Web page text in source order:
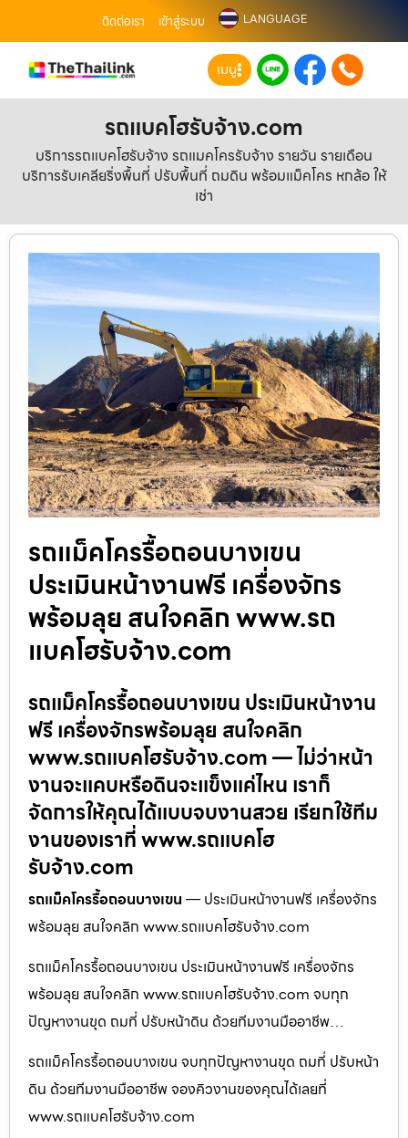
ติดต่อเรา เข้าสู่ระบบ LANGUAGE
เมนู
รถแบคโฮรับจ้าง.com
บริการรถแบคโฮรับจ้าง รถแมคโครรับจ้าง รายวัน รายเดือน
บริการรับเคลียริ่งพื้นที่ ปรับพื้นที่ ถมดิน พร้อมแม็คโคร หกล้อ ให้
เช่า
รถแม็คโครรื้อถอนบางเขน
ประเมินหน้างานฟรี เครื่องจักร
พร้อมลุย สนใจคลิก www.รถ
แบคโฮรับจ้าง.com
รถแม็คโครรื้อถอนบางเขน ประเมินหน้างาน
ฟรี เครื่องจักรพร้อมลุย สนใจคลิก
www.รถแบคโฮรับจ้าง.com — ไม่ว่าหน้า
งานจะแคบหรือดินจะแข็งแค่ไหน เราก็
จัดการให้คุณได้แบบจบงานสวย เรียกใช้ทีม
งานของเราที่ www.รถแบคโฮ
รับจ้าง.com
รถแม็คโครรื้อถอนบางเขน — ประเมินหน้างานฟรี เครื่องจักร
พร้อมลุย สนใจคลิก www.รถแบคโฮรับจ้าง.com
รถแม็คโครรื้อถอนบางเขน ประเมินหน้างานฟรี เครื่องจักร
พร้อมลุย สนใจคลิก www.รถแบคโฮรับจ้าง.com จบทุก
ปัญหางานขุด ถมที่ ปรับหน้าดิน ด้วยทีมงานมืออาชีพ…
รถแม็คโครรื้อถอนบางเขน จบทุกปัญหางานขุด ถมที่ ปรับหน้า
ดิน ด้วยทีมงานมืออาชีพ จองคิวงานของคุณได้เลยที่
www.รถแบคโฮรับจ้าง.com